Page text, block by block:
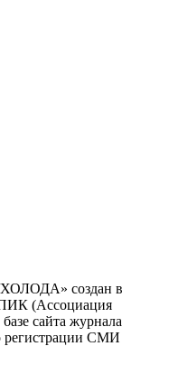
создан в
(Ассоциация
сайта журнала
СМИ